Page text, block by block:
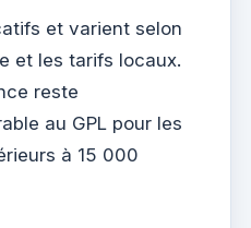
et varient selon
et les tarifs locaux.
reste
au GPL pour les
à 15 000